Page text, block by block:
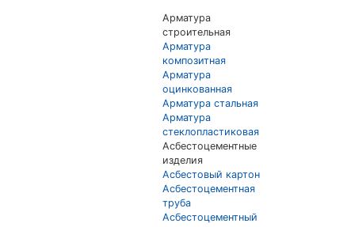
Арматура
строительная
Арматура
композитная
Арматура
оцинкованная
Арматура стальная
Арматура
стеклопластиковая
Асбестоцементные
изделия
Асбестовый картон
Асбестоцементная
труба
Асбестоцементный